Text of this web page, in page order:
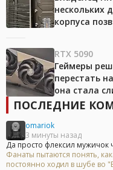
нескольких
корпуса
RTX 5090
Геймеры
перестать
она стала
ПОСЛЕДНИЕ
omariok
3 минуты назад
Да просто флексил мужичок
Фанаты пытаются понять,
постоянно ходил в шубе во